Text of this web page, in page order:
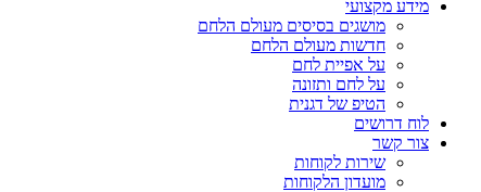
מידע מקצועי
מושגים בסיסים מעולם הלחם
חדשות מעולם הלחם
על אפיית לחם
על לחם ותזונה
הטיפ של דגנית
לוח דרושים
צור קשר
שירות לקוחות
מועדון הלקוחות